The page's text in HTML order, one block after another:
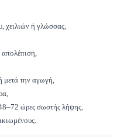
χειλιών ή γλώσσας,
μετά την αγωγή,
ώρες σωστής λήψης,